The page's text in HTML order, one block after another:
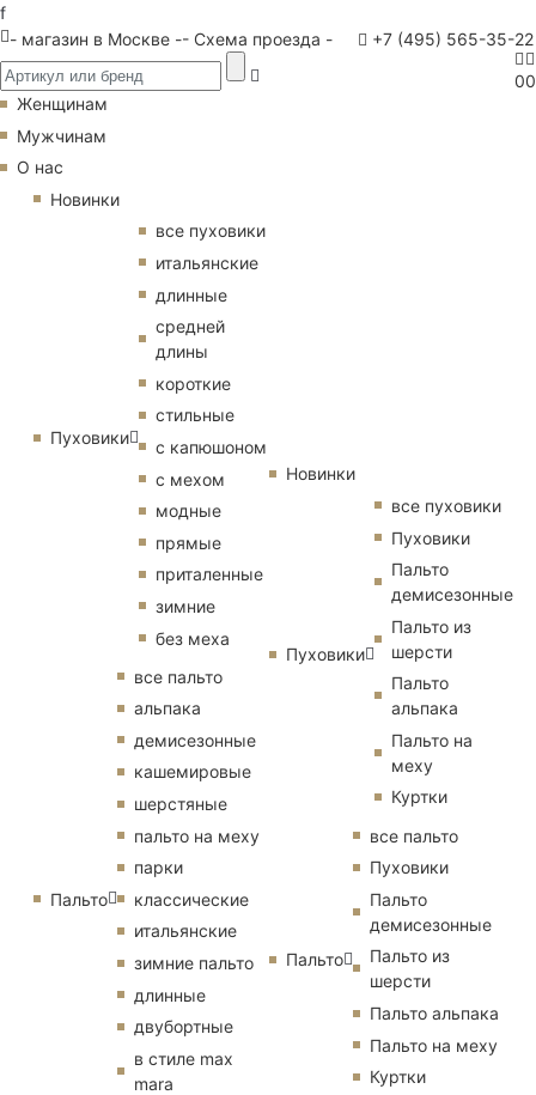
f
- магазин в Москве -- Схема проезда - +7 (495) 565-35-22
00
Женщинам
Мужчинам
О нас
Новинки
Пуховики
все пуховики
итальянские
длинные
средней
длины
короткие
стильные
с капюшоном
с мехом
модные
прямые
приталенные
зимние
без меха
Пальто
все пальто
альпака
демисезонные
кашемировые
шерстяные
пальто на меху
парки
классические
итальянские
зимние пальто
длинные
двубортные
в стиле max
mara
Новинки
Пуховики
все пуховики
Пуховики
Пальто
демисезонные
Пальто из
шерсти
Пальто
альпака
Пальто на
меху
Куртки
Пальто
все пальто
Пуховики
Пальто
демисезонные
Пальто из
шерсти
Пальто альпака
Пальто на меху
Куртки